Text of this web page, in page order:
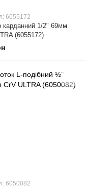
6055172
карданний 1/2" 69мм
(6055172)
6050082